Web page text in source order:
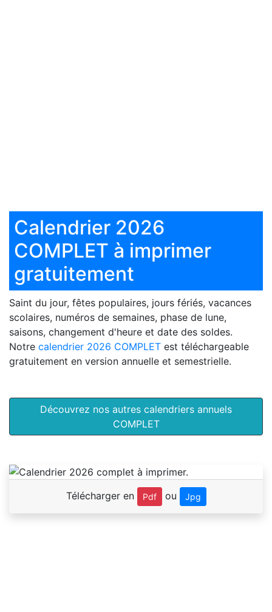
Calendrier 2026
COMPLET à imprimer
gratuitement
Saint du jour, fêtes populaires, jours fériés, vacances
scolaires, numéros de semaines, phase de lune,
saisons, changement d'heure et date des soldes.
Notre calendrier 2026 COMPLET est téléchargeable
gratuitement en version annuelle et semestrielle.
Découvrez nos autres calendriers annuels
COMPLET
Télécharger en Pdf ou Jpg